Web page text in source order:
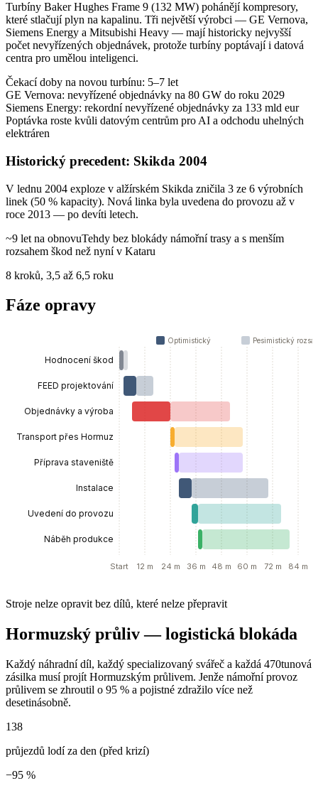
Turbíny Baker Hughes Frame 9 (132 MW) pohánějí kompresory,
které stlačují plyn na kapalinu. Tři největší výrobci — GE Vernova,
Siemens Energy a Mitsubishi Heavy — mají historicky nejvyšší
počet nevyřízených objednávek, protože turbíny poptávají i datová
centra pro umělou inteligenci.
Čekací doby na novou turbínu: 5–7 let
GE Vernova: nevyřízené objednávky na 80 GW do roku 2029
Siemens Energy: rekordní nevyřízené objednávky za 133 mld eur
Poptávka roste kvůli datovým centrům pro AI a odchodu uhelných
elektráren
Historický precedent: Skikda 2004
V lednu 2004 exploze v alžírském Skikda zničila 3 ze 6 výrobních
linek (50 % kapacity). Nová linka byla uvedena do provozu až v
roce 2013 — po devíti letech.
~9 let na obnovuTehdy bez blokády námořní trasy a s menším
rozsahem škod než nyní v Kataru
8 kroků, 3,5 až 6,5 roku
Fáze opravy
Start 12 m 24 m 36 m 48 m 60 m 72 m 84 m
Hodnocení škod
FEED projektování
Objednávky a výroba
Transport přes Hormuz
Příprava staveniště
Instalace
Uvedení do provozu
Náběh produkce
Optimistický Pesimistický
Stroje nelze opravit bez dílů, které nelze přepravit
Hormuzský průliv — logistická blokáda
Každý náhradní díl, každý specializovaný svářeč a každá 470tunová
zásilka musí projít Hormuzským průlivem. Jenže námořní provoz
průlivem se zhroutil o 95 % a pojistné zdražilo více než
desetinásobně.
138
průjezdů lodí za den (před krizí)
−95 %